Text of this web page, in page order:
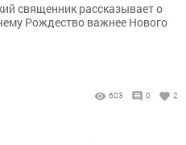
священник рассказывает о
Рождество важнее Нового
603 0 2